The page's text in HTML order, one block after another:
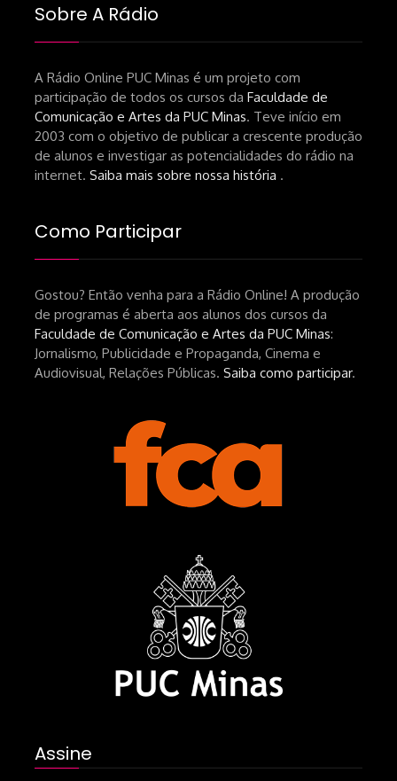
Sobre A Rádio
A Rádio Online PUC Minas é um projeto com
participação de todos os cursos da Faculdade de
Comunicação e Artes da PUC Minas. Teve início em
2003 com o objetivo de publicar a crescente produção
de alunos e investigar as potencialidades do rádio na
internet. Saiba mais sobre nossa história .
Como Participar
Gostou? Então venha para a Rádio Online! A produção
de programas é aberta aos alunos dos cursos da
Faculdade de Comunicação e Artes da PUC Minas:
Jornalismo, Publicidade e Propaganda, Cinema e
Audiovisual, Relações Públicas. Saiba como participar.
Assine